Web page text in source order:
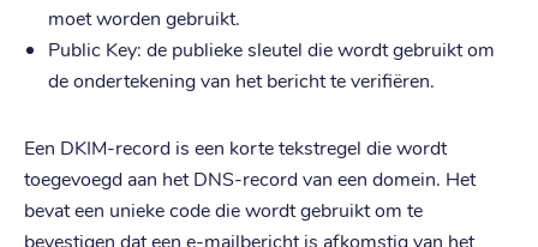
moet worden gebruikt.
Public Key: de publieke sleutel die wordt gebruikt om
de ondertekening van het bericht te verifiëren.
Een DKIM-record is een korte tekstregel die wordt
toegevoegd aan het DNS-record van een domein. Het
bevat een unieke code die wordt gebruikt om te
bevestigen dat een e-mailbericht is afkomstig van het